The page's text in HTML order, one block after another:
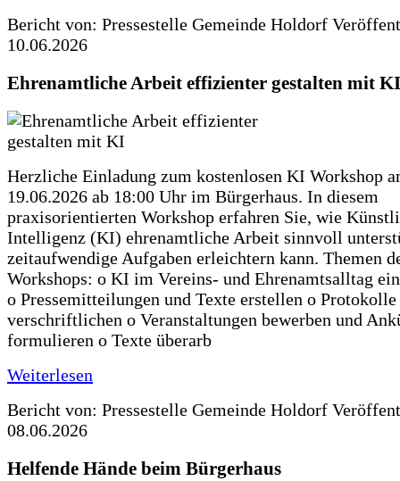
Bericht von: Pressestelle Gemeinde Holdorf
10.06.2026
Ehrenamtliche Arbeit effizienter gestalten mit KI
Herzliche Einladung zum kostenlosen KI Workshop
19.06.2026 ab 18:00 Uhr im Bürgerhaus. In diesem
praxisorientierten Workshop erfahren Sie, wie
Intelligenz (KI) ehrenamtliche Arbeit sinnvoll
zeitaufwendige Aufgaben erleichtern kann. Themen
Workshops: o KI im Vereins- und Ehrenamtsalltag
o Pressemitteilungen und Texte erstellen o
verschriftlichen o Veranstaltungen bewerben und
formulieren o Texte überarb
Weiterlesen
Bericht von: Pressestelle Gemeinde Holdorf
08.06.2026
Helfende Hände beim Bürgerhaus